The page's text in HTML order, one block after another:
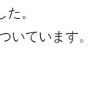
。
いています。